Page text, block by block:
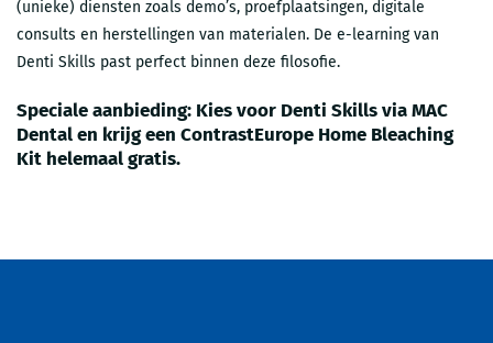
(unieke) diensten zoals demo’s, proefplaatsingen, digitale
consults en herstellingen van materialen. De e-learning van
Denti Skills past perfect binnen deze filosofie.
Speciale aanbieding: Kies voor Denti Skills via MAC
Dental en krijg een ContrastEurope Home Bleaching
Kit helemaal gratis.